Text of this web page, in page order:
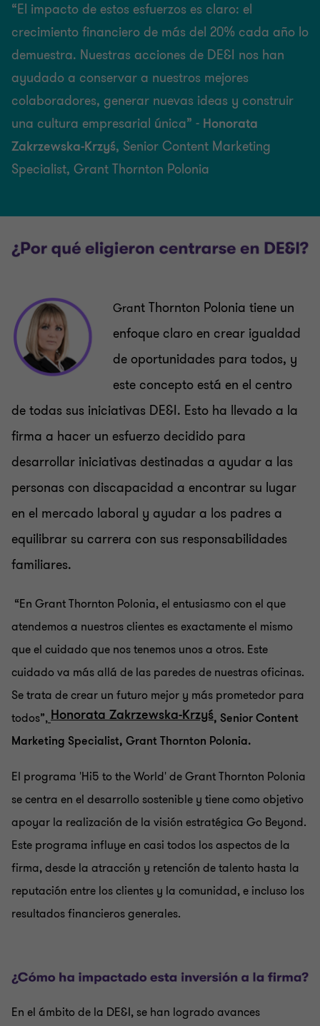
“El impacto de estos esfuerzos es claro: el
crecimiento financiero de más del 20% cada año lo
demuestra. Nuestras acciones de DE&I nos han
ayudado a conservar a nuestros mejores
colaboradores, generar nuevas ideas y construir
una cultura empresarial única” - Honorata
Zakrzewska-Krzyś, Senior Content Marketing
Specialist, Grant Thornton Polonia
Grant Thornton Polonia tiene un
enfoque claro en crear igualdad
de oportunidades para todos, y
este concepto está en el centro
de todas sus iniciativas DE&I. Esto ha llevado a la
firma a hacer un esfuerzo decidido para
desarrollar iniciativas destinadas a ayudar a las
personas con discapacidad a encontrar su lugar
en el mercado laboral y ayudar a los padres a
equilibrar su carrera con sus responsabilidades
familiares.
“En Grant Thornton Polonia, el entusiasmo con el que
atendemos a nuestros clientes es exactamente el mismo
que el cuidado que nos tenemos unos a otros. Este
cuidado va más allá de las paredes de nuestras oficinas.
Se trata de crear un futuro mejor y más prometedor para
todos”, Honorata Zakrzewska-Krzyś, Senior Content
Marketing Specialist, Grant Thornton Polonia.
El programa 'Hi5 to the World' de Grant Thornton Polonia
se centra en el desarrollo sostenible y tiene como objetivo
apoyar la realización de la visión estratégica Go Beyond.
Este programa influye en casi todos los aspectos de la
firma, desde la atracción y retención de talento hasta la
reputación entre los clientes y la comunidad, e incluso los
resultados financieros generales.
En el ámbito de la DE&I, se han logrado avances